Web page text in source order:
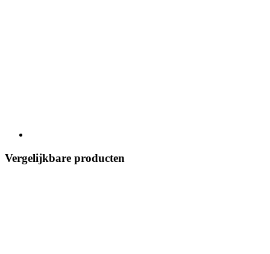
Vergelijkbare producten